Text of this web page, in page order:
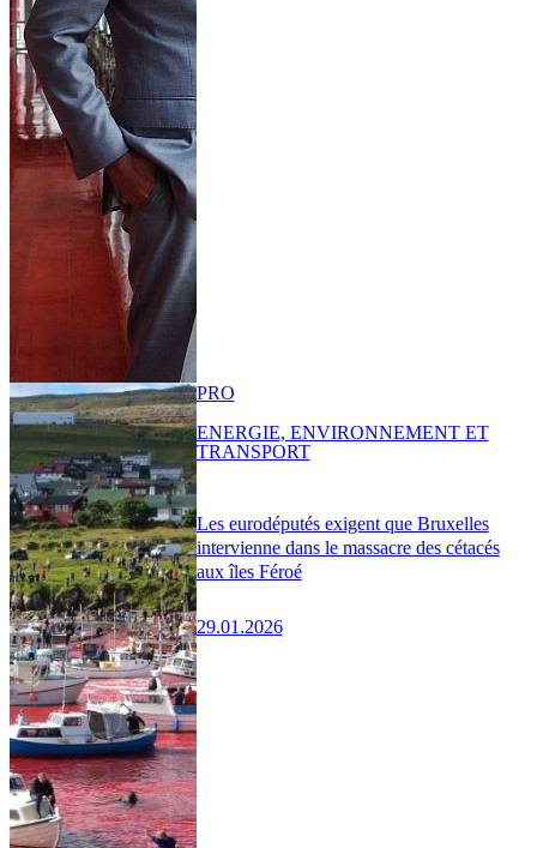
Les eurodéputés exigent que Bruxelles
intervienne dans le massacre des cétacés
aux îles Féroé
29.01.2026
PRO
ENERGIE, ENVIRONNEMENT ET
TRANSPORT